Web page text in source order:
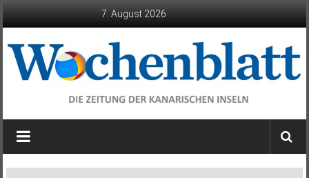
7. August 2026
Wochenblatt
die